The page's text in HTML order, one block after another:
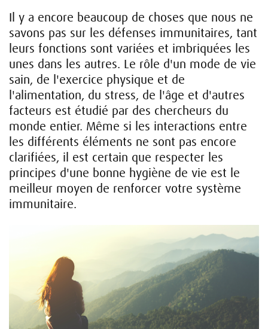
Il y a encore beaucoup de choses que nous ne
savons pas sur les défenses immunitaires, tant
leurs fonctions sont variées et imbriquées les
unes dans les autres. Le rôle d'un mode de vie
sain, de l'exercice physique et de
l'alimentation, du stress, de l'âge et d'autres
facteurs est étudié par des chercheurs du
monde entier. Même si les interactions entre
les différents éléments ne sont pas encore
clarifiées, il est certain que respecter les
principes d'une bonne hygiène de vie est le
meilleur moyen de renforcer votre système
immunitaire.